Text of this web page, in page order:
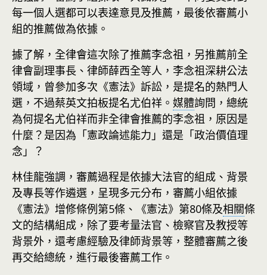
每一個人選都可以表達意見及推薦，最後依審薦小
組的推薦做為依據。
據了解，全律會這次除了推薦李念祖，另推薦前全
律會副理事長、律師薛西全等人，李念祖深耕公法
領域，曾參加多次《憲法》訴訟，是提名的熱門人
選，不過蔡英文拍板提名尤伯祥。 媒體詢問，總統
為何提名尤伯祥而非全律會推薦的李念祖，原因是
什麼？是因為「憲政論述能力」還是「政治價值理
念」？
林佳龍強調，審薦過程是依據大法官的組成、背景
及專長等作遴選，呈現多元分布，審薦小組依據
《憲法》增修條例第5條、《憲法》第80條及相關條
文的結構組成，除了要考量法官、檢察官及教授等
背景外，還考慮經驗及律師背景等，整體審薦之後
再交給總統，進行最後審薦工作。